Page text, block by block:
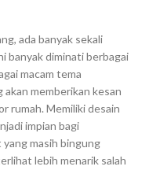
ada banyak sekali
banyak diminati berbagai
macam tema
memberikan kesan
rumah. Memiliki desain
impian bagi
masih bingung
lebih menarik salah